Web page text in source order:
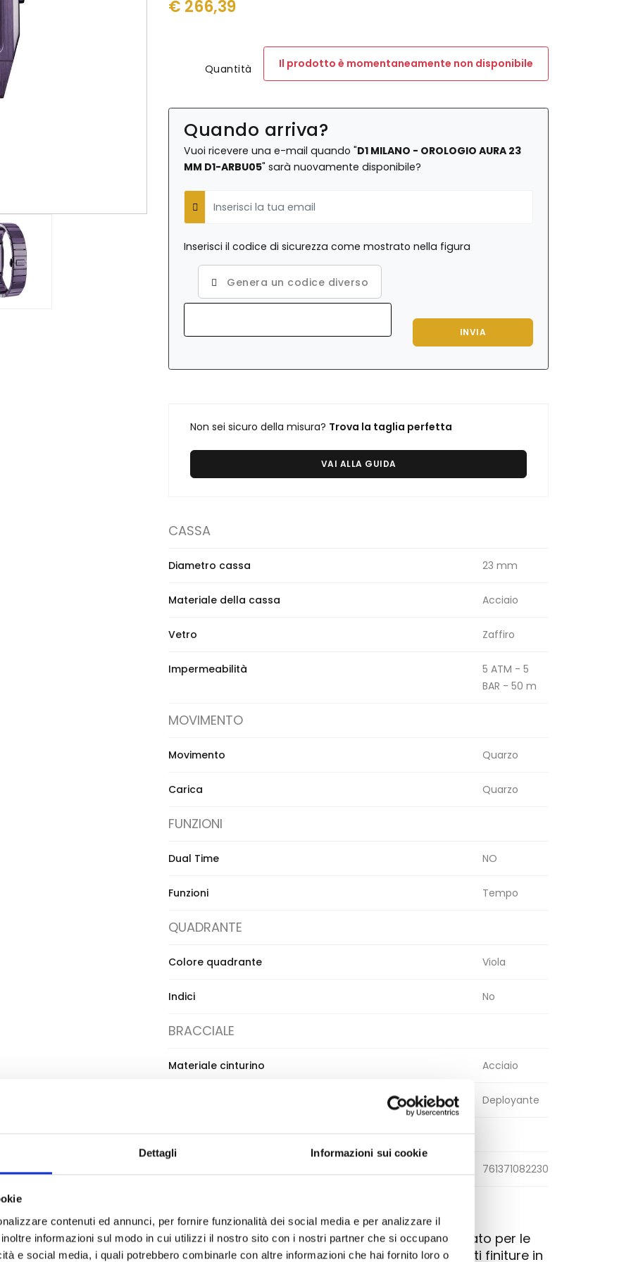
Dettagli Informazioni sui cookie
contenuti ed annunci, per fornire funzionalità dei social media e per analizzare il
informazioni sul modo in cui utilizzi il nostro sito con i nostri partner che si occupano
e social media, i quali potrebbero combinarle con altre informazioni che hai fornito loro o
€ 266,39
Quantità Il prodotto è momentaneamente non disponibile
Quando arriva?
Vuoi ricevere una e-mail quando "D1 MILANO - OROLOGIO AURA 23
MM D1-ARBU05" sarà nuovamente disponibile?
Inserisci il codice di sicurezza come mostrato nella figura
Genera un codice diverso
INVIA
Non sei sicuro della misura? Trova la taglia perfetta
VAI ALLA GUIDA
CASSA
Diametro cassa 23 mm
Materiale della cassa Acciaio
Vetro Zaffiro
Impermeabilità
5 ATM - 5
BAR - 50 m
MOVIMENTO
Movimento Quarzo
Carica Quarzo
FUNZIONI
Dual Time NO
Funzioni Tempo
QUADRANTE
Colore quadrante Viola
Indici No
BRACCIALE
Materiale cinturino Acciaio
Deployante
761371082230
modello Aura SS25 creato per essere un accessorio raffinato e inaspettato per le
rettangolare vintage col contemporaneo grazie alle diverse e vibranti finiture in